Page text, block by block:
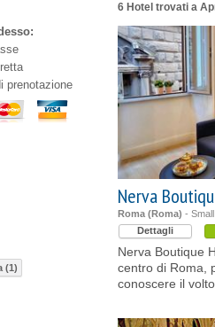
6 Hotel trovati a
Nerva
Roma (Roma) -
Dettagli
Nerva Boutique
centro di Roma,
conoscere il
prenotazione
(1)